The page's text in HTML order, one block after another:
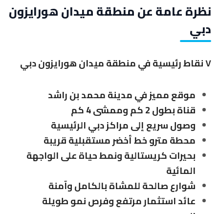
نظرة عامة عن منطقة ميدان هورايزون
دبي
٧ نقاط رئيسية في منطقة ميدان هورايزون دبي
موقع مميز في مدينة محمد بن راشد
قناة بطول 2 كم وممشى 4 كم
وصول سريع إلى مراكز دبي الرئيسية
محطة مترو خط أخضر مستقبلية قريبة
بحيرات كريستالية ونمط حياة على الواجهة
المائية
شوارع صالحة للمشاة بالكامل وآمنة
عائد استثمار مرتفع وفرص نمو طويلة